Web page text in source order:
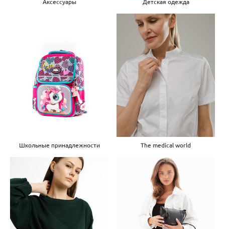
Аксессуары Детская одежда
Школьные принадлежности The medical world